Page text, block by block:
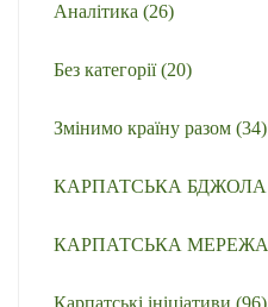
Аналітика (26)
Без категорії(20)
Змінимо країну разом (34)
КАРПАТСЬКА БДЖОЛА
КАРПАТСЬКА МЕРЕЖА
Карпатські ініціативи (96)